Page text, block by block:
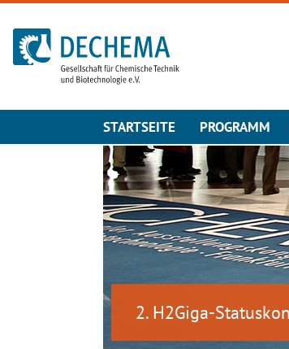
Zur Startseite
STARTSEITE PROGRAMM
2. H2Giga-